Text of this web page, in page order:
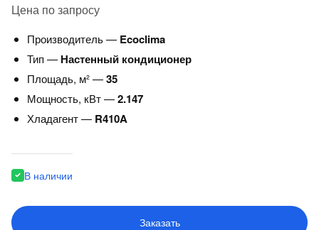
Цена по запросу
Производитель — Ecoclima
Тип — Настенный кондиционер
Площадь, м² —35
Мощность, кВт —2.147
Хладагент — R410A
В наличии
Заказать